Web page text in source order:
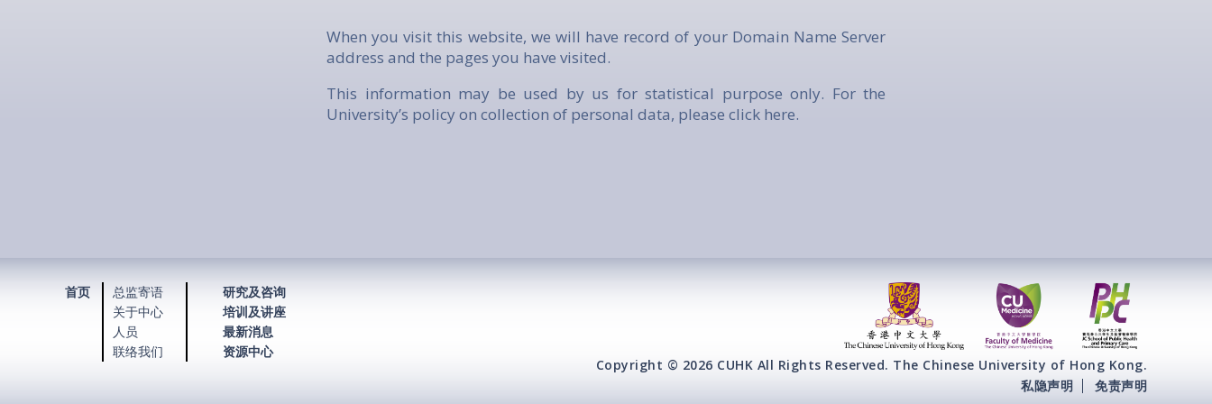
When you visit this website, we will have record of your Domain Name Server
address and the pages you have visited.
This information may be used by us for statistical purpose only. For the
University’s policy on collection of personal data, please click here.
首页
总监寄语
关于中心
人员
联络我们
研究及咨询
培训及讲座
最新消息
资源中心
Copyright © 2026 CUHK All Rights Reserved. The Chinese University of Hong Kong.
私隐声明
免责声明